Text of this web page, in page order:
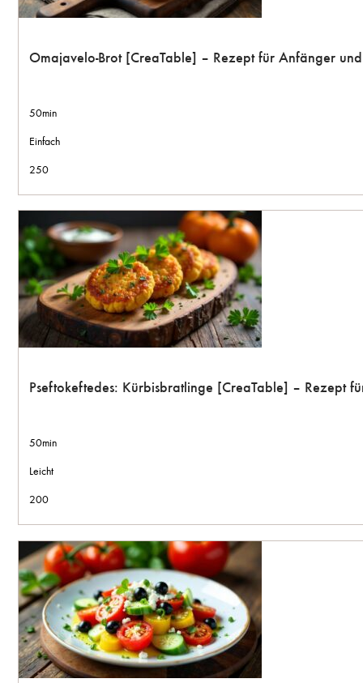
Omajavelo-Brot [CreaTable] – Rezept für Anfänger
50min
Einfach
250
Pseftokeftedes: Kürbisbratlinge [CreaTable] – Rezept
50min
Leicht
200